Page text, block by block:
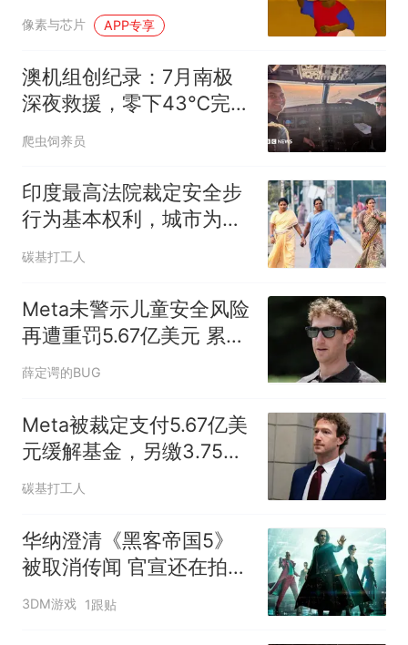
益无从谈起
像素与芯片 APP专享
澳机组创纪录：7月南极
深夜救援，零下43℃完成
首例空中医疗撤离
爬虫饲养员
印度最高法院裁定安全步
行为基本权利，城市为何
忽视了亿万步行者？
碳基打工人
Meta未警示儿童安全风险
再遭重罚5.67亿美元 累计
赔偿达9.42亿
薛定谔的BUG
Meta被裁定支付5.67亿美
元缓解基金，另缴3.75亿
美元民事罚款
碳基打工人
华纳澄清《黑客帝国5》
被取消传闻 官宣还在拍摄
中
3DM游戏 1跟贴